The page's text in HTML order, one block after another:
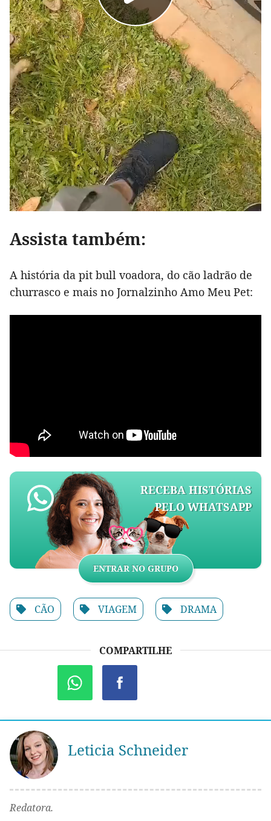
Assista também:
A história da pit bull voadora, do cão ladrão de
churrasco e mais no Jornalzinho Amo Meu Pet:
RECEBA HISTÓRIAS
PELO WHATSAPP
ENTRAR NO GRUPO
CÃO VIAGEM DRAMA
COMPARTILHE
Leticia Schneider
Redatora.